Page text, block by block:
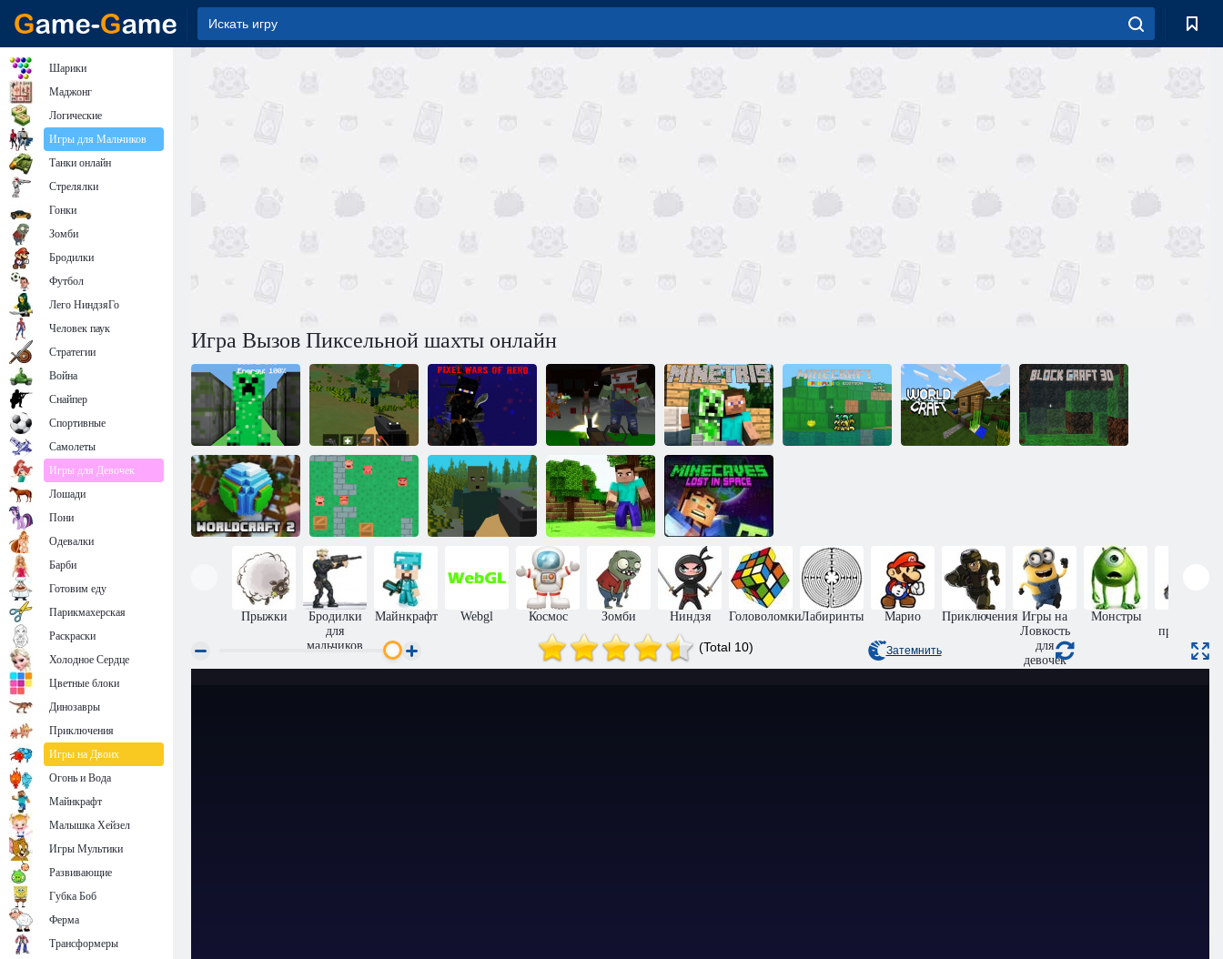
Игра Вызов Пиксельной шахты онлайн
Майнкрафт:
Пакман 3D
Мир Z
Пиксельная
война героя
Пиксельная
война:
Пиксельный
пистолет.
Апокалипсис 6
Майнетрис
Мир ремесла 2
Майнкрафт:
захват флага
Мини-ремесло
Потерянный в
пространстве
Прыжки
Бродилки
для
мальчиков
Майнкрафт Webgl Космос Зомби Ниндзя ГоловоломкиЛабиринты Марио Приключения Игры на
Ловкость
для
девочек
Монстры
предметов
(Total 10) Затемнить
Шарики
Маджонг
Логические
Игры для Мальчиков
Танки онлайн
Стрелялки
Гонки
Зомби
Бродилки
Футбол
Лего НиндзяГо
Человек паук
Стратегии
Война
Снайпер
Спортивные
Самолеты
Игры для Девочек
Лошади
Пони
Одевалки
Барби
Готовим еду
Парикмахерская
Раскраски
Холодное Сердце
Цветные блоки
Динозавры
Приключения
Игры на Двоих
Огонь и Вода
Майнкрафт
Малышка Хейзел
Игры Мультики
Развивающие
Губка Боб
Ферма
Трансформеры